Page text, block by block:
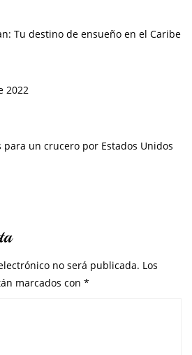
Tu destino de ensueño en el Caribe
2022
para un crucero por Estados Unidos
no será publicada. Los
marcados con *